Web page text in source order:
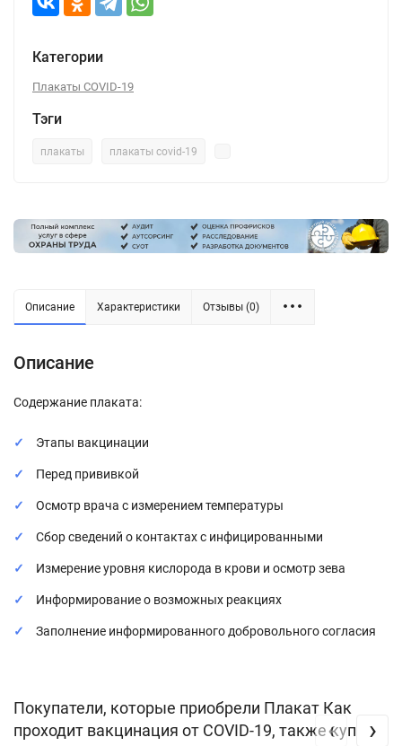
Категории
Плакаты COVID-19
Тэги
плакаты плакаты covid-19
Описание Характеристики Отзывы (0)
Описание
Содержание плаката:
Этапы вакцинации
Перед прививкой
Осмотр врача с измерением температуры
Сбор сведений о контактах с инфицированными
Измерение уровня кислорода в крови и осмотр зева
Информирование о возможных реакциях
Заполнение информированного добровольного согласия
Покупатели, которые приобрели Плакат Как
проходит вакцинация от COVID-19, также купили
‹ ›